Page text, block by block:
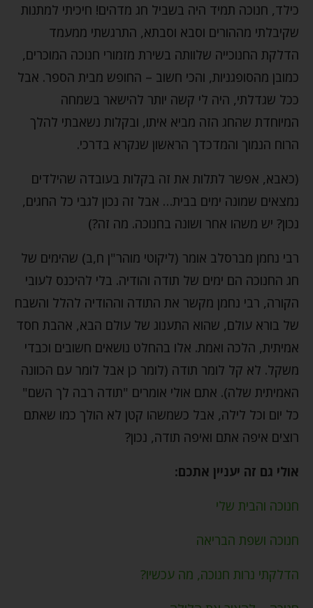
כילד, חנוכה תמיד היה בשביל חג מדהים! חיכיתי למתנות
שקיבלתי מההורים וסבא וסבתא, התרגשתי ממעמד
הדלקת החנוכייה שלוותה בשירת מזמורי חנוכה המוכרים,
כמובן מהסופגניות, והכי חשוב – החופש מבית הספר. אבל
ככל שגדלתי, היה לי קשה יותר להישאר בשמחה
המיוחדת שהחג הזה מביא איתו, ובקלות נשאבתי להלך
הרוח הנמוך והמדכדך הראשון שנקרא בדרכי.
(כאבא, אפשר לתלות את זה בקלות בעובדה שהילדים
נמצאים שמונה ימים בבית… אבל זה נכון לגבי כל החגים,
נכון? יש משהו אחר ושונה בחנוכה. מה זה?)
רבי נחמן מברסלב אומר (ליקוטי מוהר"ן ח,ב) שהימים של
חג החנוכה הם ימים של תודה והודיה. בלי להיכנס לעובי
הקורה, רבי נחמן מקשר את התודה וההודיה להלל והשבח
של בורא עולם, שהוא התענוג של עולם הבא, אהבת חסד
אמיתית, הלכה ואמת. אלו בהחלט נושאים חשובים וכבדי
משקל. לא קל לומר תודה (לומר כן אבל לומר עם הכוונה
האמיתית שלה). אתם אולי אומרים "תודה רבה לך השם"
כל יום וכל לילה, אבל כשמשהו קטן לא הולך כמו שאתם
רוצים איפה אתם ואיפה תודה, נכון?
אולי גם זה יעניין אתכם:
חנוכה והבית שלי
חנוכה ושפת הבריאה
הדלקתי נרות חנוכה, מה עכשיו?